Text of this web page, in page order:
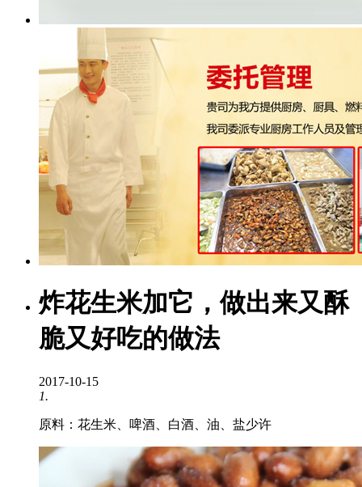
炸花生米加它，做出来又酥
脆又好吃的做法
2017-10-15
1.
原料：花生米、啤酒、白酒、油、盐少许